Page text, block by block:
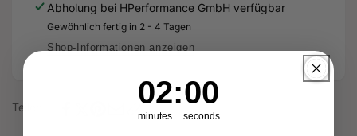
Turboinlet
für
Cupra
100mm
Turboinlet
für
Formentor
Abholung bei HPerformance GmbH verfügbar
Gewöhnlich fertig in 2 - 4 Tagen
Shop-Informationen anzeigen
Teilen
Countdown ends in:
1
01
minutes
: 58
58
seconds